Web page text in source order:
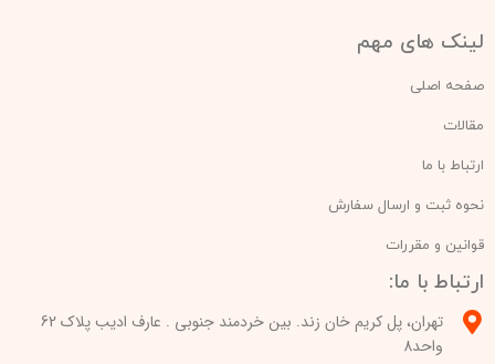
لینک های مهم
صفحه اصلی
مقالات
ارتباط با ما
نحوه ثبت و ارسال سفارش
قوانین و مقررات
ارتباط با ما:
تهران، پل کریم خان زند. بین خردمند جنوبی . عارف ادیب پلاک 62
واحد8